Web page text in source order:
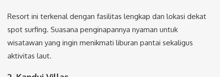
Resort ini terkenal dengan fasilitas lengkap dan lokasi dekat
spot surfing. Suasana penginapannya nyaman untuk
wisatawan yang ingin menikmati liburan pantai sekaligus
aktivitas laut.